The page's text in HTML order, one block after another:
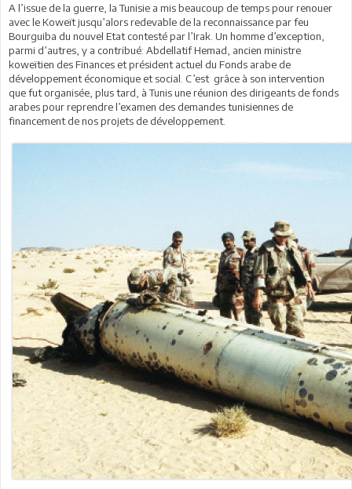
A l’issue de la guerre, la Tunisie a mis beaucoup de temps pour renouer
avec le Koweït jusqu’alors redevable de la reconnaissance par feu
Bourguiba du nouvel Etat contesté par l’Irak. Un homme d’exception,
parmi d’autres, y a contribué: Abdellatif Hemad, ancien ministre
koweïtien des Finances et président actuel du Fonds arabe de
développement économique et social. C’est grâce à son intervention
que fut organisée, plus tard, à Tunis une réunion des dirigeants de fonds
arabes pour reprendre l’examen des demandes tunisiennes de
financement de nos projets de développement.